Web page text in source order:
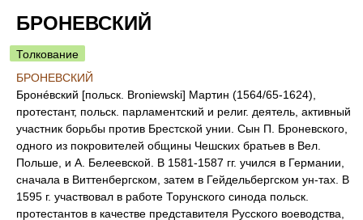
БРОНЕВСКИЙ
Толкование
БРОНЕВСКИЙ
Бронéвский [польск. Broniewski] Мартин (1564/65-1624),
протестант, польск. парламентский и религ. деятель, активный
участник борьбы против Брестской унии. Сын П. Броневского,
одного из покровителей общины Чешских братьев в Вел.
Польше, и А. Белеевской. В 1581-1587 гг. учился в Германии,
сначала в Виттенбергском, затем в Гейдельбергском ун-тах. В
1595 г. участвовал в работе Торунского синода польск.
протестантов в качестве представителя Русского воеводства,